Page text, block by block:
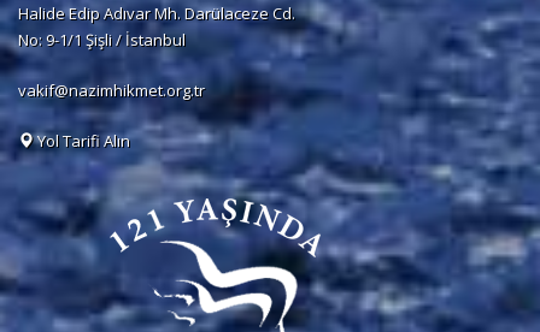
Halide Edip Adıvar Mh. Darülaceze Cd.
No: 9-1/1 Şişli / İstanbul
vakif@nazimhikmet.org.tr
Yol Tarifi Alın